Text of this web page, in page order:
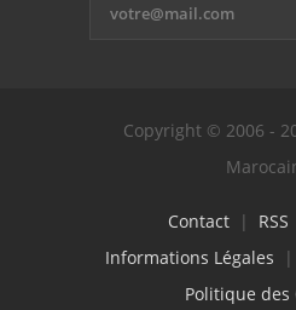
Copyright © 2006 -
Contact| RSS
Informations Légales |
Politique des